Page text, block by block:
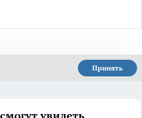
Принять